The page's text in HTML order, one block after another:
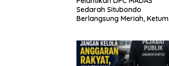
Sedarah Situbondo
Berlangsung Meriah, Ketum
Masyarakat